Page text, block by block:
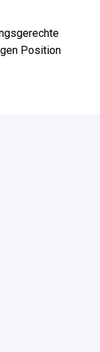
Position